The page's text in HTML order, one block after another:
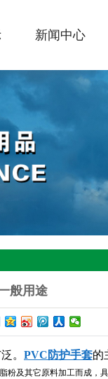
新闻中心
般用途
。 PVC防护手套的
粉及其它原料加工而成，